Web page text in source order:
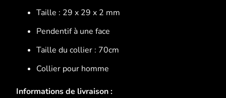
Taille : 29 x 29 x 2 mm
Pendentif à une face
Taille du collier : 70cm
Collier pour homme
Informations de livraison :